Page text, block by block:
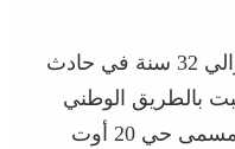
توفي شخص يبلغ من العمر حوالي 32 سنة في حادث
بالطريق الوطني
رقم 16 على مستوى المكان المسمى حي 20 أوت